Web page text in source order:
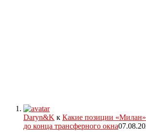
Daryn&K к Какие позиции «Милан»
до конца трансферного окна